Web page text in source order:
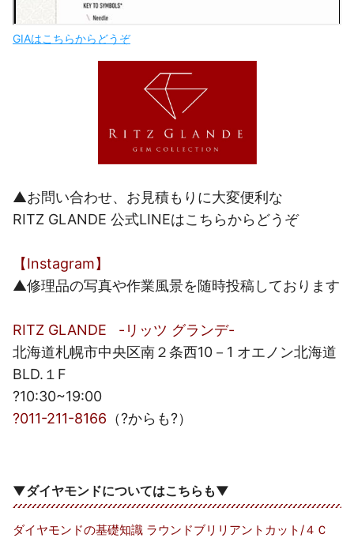
GIAはこちらからどうぞ
▲お問い合わせ、お見積もりに大変便利な
RITZ GLANDE 公式LINEはこちらからどうぞ
【Instagram】
▲修理品の写真や作業風景を随時投稿しております
RITZ GLANDE -リッツ グランデ-
北海道札幌市中央区南２条西10－1 オエノン北海道
BLD.１F
?10:30~19:00
?011-211-8166 （?からも?）
▼ダイヤモンドについてはこちらも▼
ダイヤモンドの基礎知識 ラウンドブリリアントカット/４Ｃ